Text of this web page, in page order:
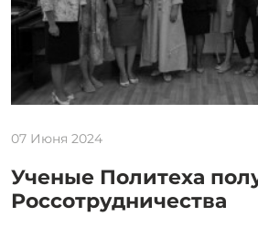
07 Июня 2024
Ученые Политеха
Россотрудничества